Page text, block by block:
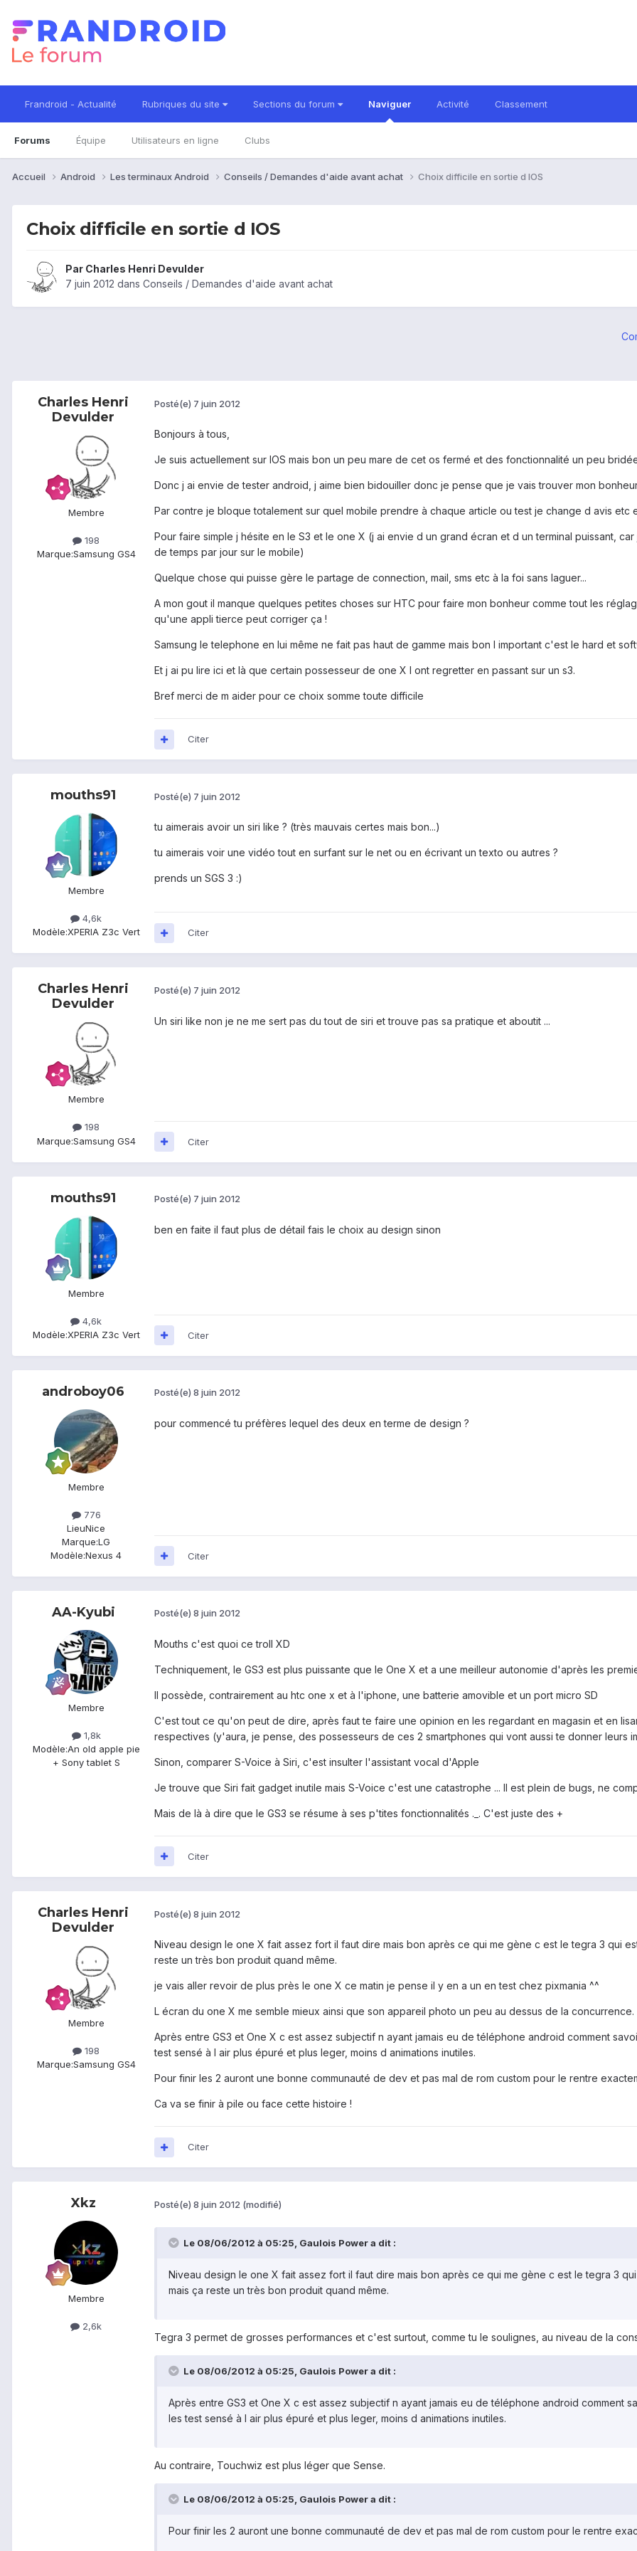
Frandroid - Actualité Rubriques du site Sections du forum Naviguer
Forums Équipe Utilisateurs en ligne Clubs
Activité Classement
Accueil Android Les terminaux Android Conseils / Demandes d'aide avant achat Choix difficile en sortie d IOS
Choix difficile en sortie d IOS
Par Charles Henri Devulder
7 juin 2012 dans Conseils / Demandes d'aide avant achat
Charles Henri
Devulder
Membre
198
Marque:Samsung GS4
Posté(e) 7 juin 2012
Bonjours à tous,
Je suis actuellement sur IOS mais bon un peu mare de cet os fermé et des fonctionnalité un peu
Donc j ai envie de tester android, j aime bien bidouiller donc je pense que je vais trouver mon
Par contre je bloque totalement sur quel mobile prendre à chaque article ou test je change d avis etc
Pour faire simple j hésite en le S3 et le one X (j ai envie d un grand écran et d un terminal puissant,
de temps par jour sur le mobile)
Quelque chose qui puisse gère le partage de connection, mail, sms etc à la foi sans laguer...
A mon gout il manque quelques petites choses sur HTC pour faire mon bonheur comme tout les
qu'une appli tierce peut corriger ça !
Samsung le telephone en lui même ne fait pas haut de gamme mais bon l important c'est le hard et
Et j ai pu lire ici et là que certain possesseur de one X l ont regretter en passant sur un s3.
Bref merci de m aider pour ce choix somme toute difficile
Citer
mouths91
Membre
4,6k
Modèle:XPERIA Z3c Vert
Posté(e) 7 juin 2012
tu aimerais avoir un siri like ? (très mauvais certes mais bon...)
tu aimerais voir une vidéo tout en surfant sur le net ou en écrivant un texto ou autres ?
prends un SGS 3 :)
Citer
Charles Henri
Devulder
Membre
198
Marque:Samsung GS4
Posté(e) 7 juin 2012
Un siri like non je ne me sert pas du tout de siri et trouve pas sa pratique et aboutit ...
Citer
mouths91
Membre
4,6k
Modèle:XPERIA Z3c Vert
Posté(e) 7 juin 2012
ben en faite il faut plus de détail fais le choix au design sinon
Citer
androboy06
Membre
776
LieuNice
Marque:LG
Modèle:Nexus 4
Posté(e) 8 juin 2012
pour commencé tu préfères lequel des deux en terme de design ?
Citer
AA-Kyubi
Membre
1,8k
Modèle:An old apple pie
+ Sony tablet S
Posté(e) 8 juin 2012
Mouths c'est quoi ce troll XD
Techniquement, le GS3 est plus puissante que le One X et a une meilleur autonomie d'après les
Il possède, contrairement au htc one x et à l'iphone, une batterie amovible et un port micro SD
C'est tout ce qu'on peut de dire, après faut te faire une opinion en les regardant en magasin et en
respectives (y'aura, je pense, des possesseurs de ces 2 smartphones qui vont aussi te donner leurs
Sinon, comparer S-Voice à Siri, c'est insulter l'assistant vocal d'Apple
Je trouve que Siri fait gadget inutile mais S-Voice c'est une catastrophe ... Il est plein de bugs, ne
Mais de là à dire que le GS3 se résume à ses p'tites fonctionnalités ._. C'est juste des +
Citer
Charles Henri
Devulder
Membre
198
Marque:Samsung GS4
Posté(e) 8 juin 2012
Niveau design le one X fait assez fort il faut dire mais bon après ce qui me gène c est le tegra 3 qui
reste un très bon produit quand même.
je vais aller revoir de plus près le one X ce matin je pense il y en a un en test chez pixmania ^^
L écran du one X me semble mieux ainsi que son appareil photo un peu au dessus de la concurrence.
Après entre GS3 et One X c est assez subjectif n ayant jamais eu de téléphone android comment
test sensé à l air plus épuré et plus leger, moins d animations inutiles.
Pour finir les 2 auront une bonne communauté de dev et pas mal de rom custom pour le rentre
Ca va se finir à pile ou face cette histoire !
Citer
Xkz
Membre
2,6k
Posté(e) 8 juin 2012 (modifié)
Le 08/06/2012 à 05:25, Gaulois Power a dit :
Niveau design le one X fait assez fort il faut dire mais bon après ce qui me gène c est le tegra 3
mais ça reste un très bon produit quand même.
Tegra 3 permet de grosses performances et c'est surtout, comme tu le soulignes, au niveau de la
Le 08/06/2012 à 05:25, Gaulois Power a dit :
Après entre GS3 et One X c est assez subjectif n ayant jamais eu de téléphone android comment
les test sensé à l air plus épuré et plus leger, moins d animations inutiles.
Au contraire, Touchwiz est plus léger que Sense.
Le 08/06/2012 à 05:25, Gaulois Power a dit :
Pour finir les 2 auront une bonne communauté de dev et pas mal de rom custom pour le rentre